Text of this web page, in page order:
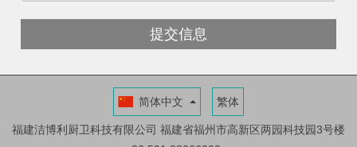
提交信息
简体中文 繁体
福建洁博利厨卫科技有限公司 福建省福州市高新区两园科技园3号楼